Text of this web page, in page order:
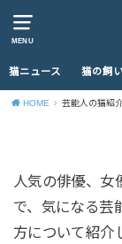
MENU
猫ニュース 猫の飼
HOME 芸能人の猫紹
人気の俳優、女
で、気になる芸
方について紹介